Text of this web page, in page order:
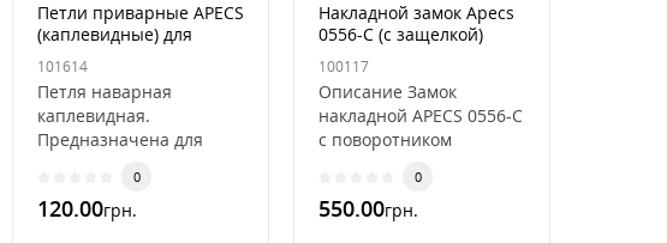
Петли приварные APECS
(каплевидные) для
металлических дверей
140*20-В
101614
Петля наварная
каплевидная.
Предназначена для
Материал: сталь. Линия
Standard..
0
120.00грн.
Накладной замок Apecs
0556-C (с защелкой)
100117
Описание Замок
накладной APECS 0556-C
с поворотником
классическая Способ
запирания изнутри:
0
550.00грн.